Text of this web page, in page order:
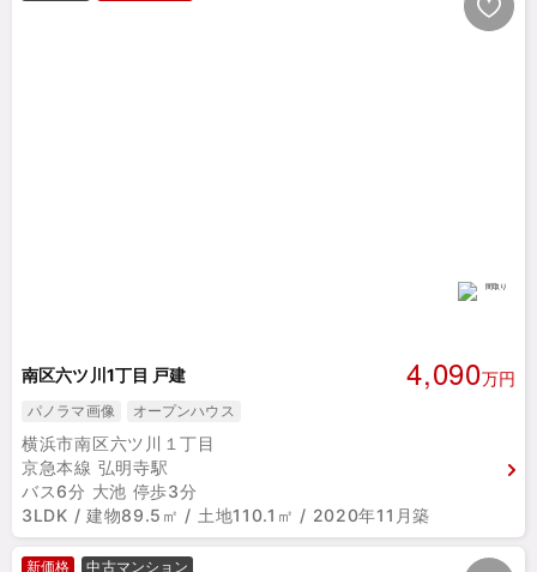
南区六ツ川1丁目 戸建 4,090万円
パノラマ画像 オープンハウス
横浜市南区六ツ川１丁目
京急本線 弘明寺駅
バス6分 大池 停歩3分
3LDK / 建物89.5㎡ / 土地110.1㎡ / 2020年11月築
新価格 中古マンション